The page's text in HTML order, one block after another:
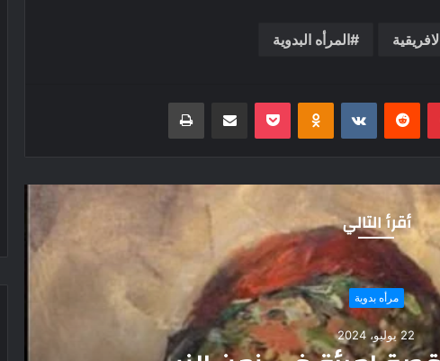
المرأه البدوية
بينتيريست Odnoklassniki
بوكيت مشاركة عبر البريد طباعة
أقرأ التالي
مرأه بدوية
25 أغسطس، 2025
نسائية تجمع بين الأصالة